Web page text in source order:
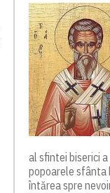
al sfintei biserici
popoarele sfânta
întărea spre